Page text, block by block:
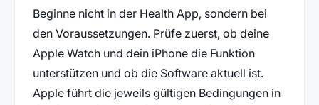
Beginne nicht in der Health App, sondern bei
den Voraussetzungen. Prüfe zuerst, ob deine
Apple Watch und dein iPhone die Funktion
unterstützen und ob die Software aktuell ist.
Apple führt die jeweils gültigen Bedingungen in